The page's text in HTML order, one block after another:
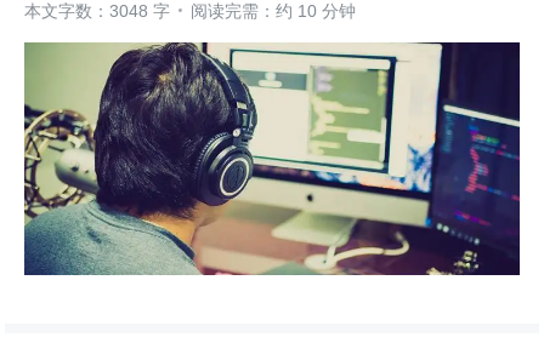
本文字数：3048 字
阅读完需：约 10 分钟